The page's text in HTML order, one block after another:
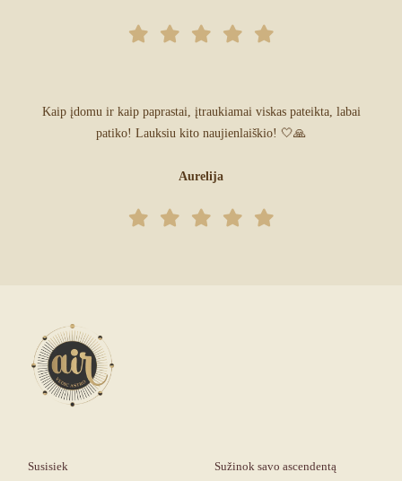
Kaip įdomu ir kaip paprastai, įtraukiamai viskas pateikta, labai
patiko! Lauksiu kito naujienlaiškio! 🤍🙏
Aurelija
Susisiek Sužinok savo ascendentą